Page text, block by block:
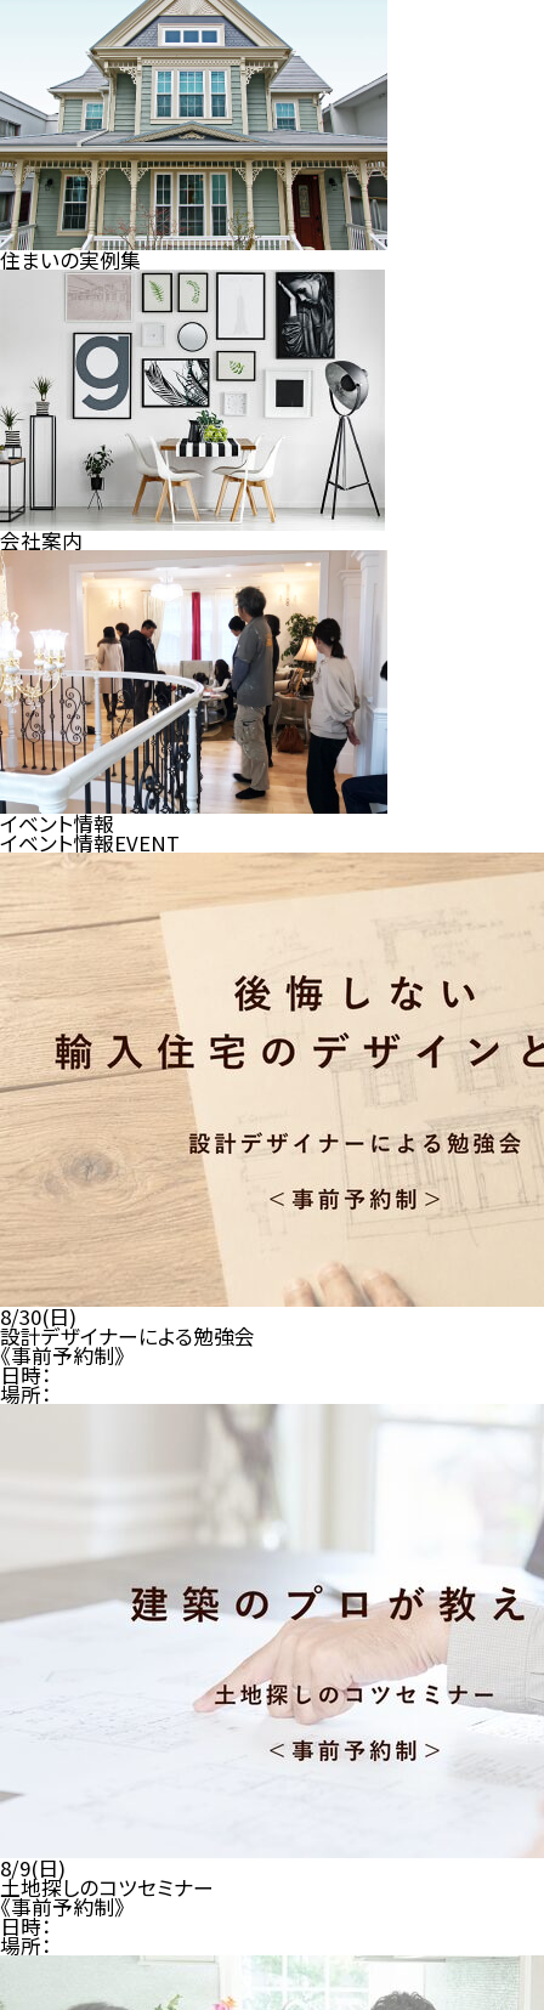
住まいの実例集
会社案内
イベント情報
イベント情報EVENT
8/30(日)
設計デザイナーによる勉強会
《事前予約制》
日時：
場所：
8/9(日)
土地探しのコツセミナー
《事前予約制》
日時：
場所：